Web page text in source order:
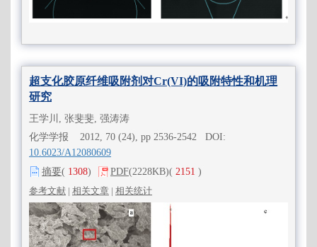
超支化胶原纤维吸附剂对Cr(VI)的吸附特性和机理
研究
王学川, 张斐斐, 强涛涛
化学学报 2012, 70 (24), pp 2536-2542 DOI:
10.6023/A12080609
摘要( 1308) PDF(2228KB)( 2151 )
参考文献 | 相关文章 | 相关统计